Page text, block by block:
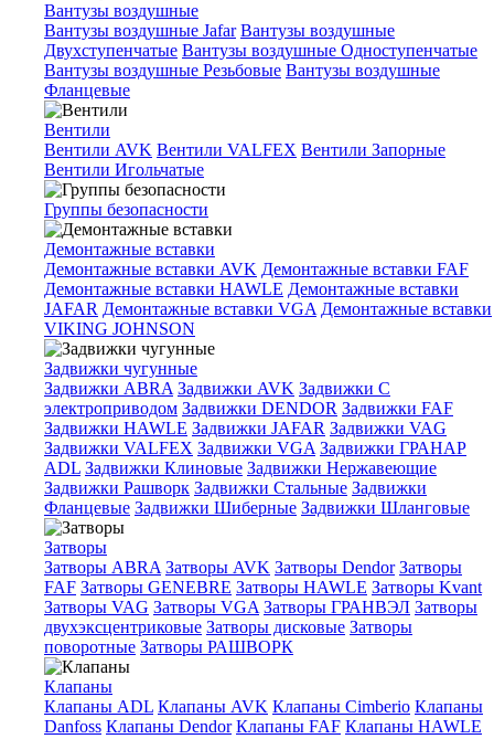
Вантузы воздушные
Вантузы воздушные Jafar Вантузы воздушные
Двухступенчатые Вантузы воздушные Одноступенчатые
Вантузы воздушные Резьбовые Вантузы воздушные
Фланцевые
Вентили
Вентили AVK Вентили VALFEX Вентили Запорные
Вентили Игольчатые
Группы безопасности
Демонтажные вставки
Демонтажные вставки AVK Демонтажные вставки FAF
Демонтажные вставки HAWLE Демонтажные вставки
JAFAR Демонтажные вставки VGA Демонтажные вставки
VIKING JOHNSON
Задвижки чугунные
Задвижки ABRA Задвижки AVK Задвижки C
электроприводом Задвижки DENDOR Задвижки FAF
Задвижки HAWLE Задвижки JAFAR Задвижки VAG
Задвижки VALFEX Задвижки VGA Задвижки ГРАНАР
ADL Задвижки Клиновые Задвижки Нержавеющие
Задвижки Рашворк Задвижки Стальные Задвижки
Фланцевые Задвижки Шиберные Задвижки Шланговые
Затворы
Затворы ABRA Затворы AVK Затворы Dendor Затворы
FAF Затворы GENEBRE Затворы HAWLE Затворы Kvant
Затворы VAG Затворы VGA Затворы ГРАНВЭЛ Затворы
двухэксцентриковые Затворы дисковые Затворы
поворотные Затворы РАШВОРК
Клапаны
Клапаны ADL Клапаны AVK Клапаны Cimberio Клапаны
Danfoss Клапаны Dendor Клапаны FAF Клапаны HAWLE